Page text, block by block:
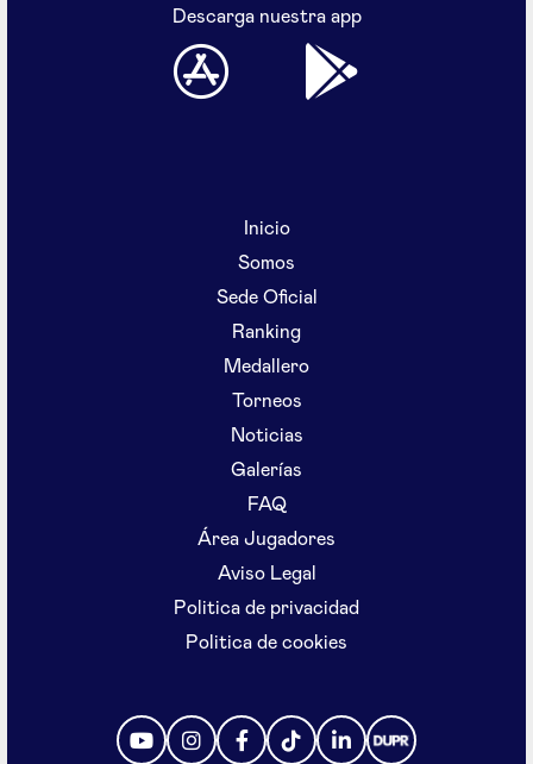
Descarga nuestra app
Inicio
Somos
Sede Oficial
Ranking
Medallero
Torneos
Noticias
Galerías
FAQ
Área Jugadores
Aviso Legal
Politica de privacidad
Politica de cookies